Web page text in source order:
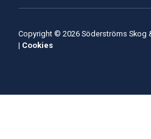
Copyright © 2026 Söderströms Skog
| Cookies